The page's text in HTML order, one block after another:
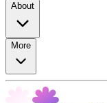
About
More